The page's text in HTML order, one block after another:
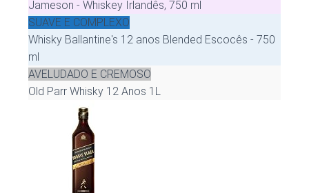
Jameson - Whiskey Irlandês, 750 ml
SUAVE E COMPLEXO
Whisky Ballantine's 12 anos Blended Escocês - 750
ml
AVELUDADO E CREMOSO
Old Parr Whisky 12 Anos 1L